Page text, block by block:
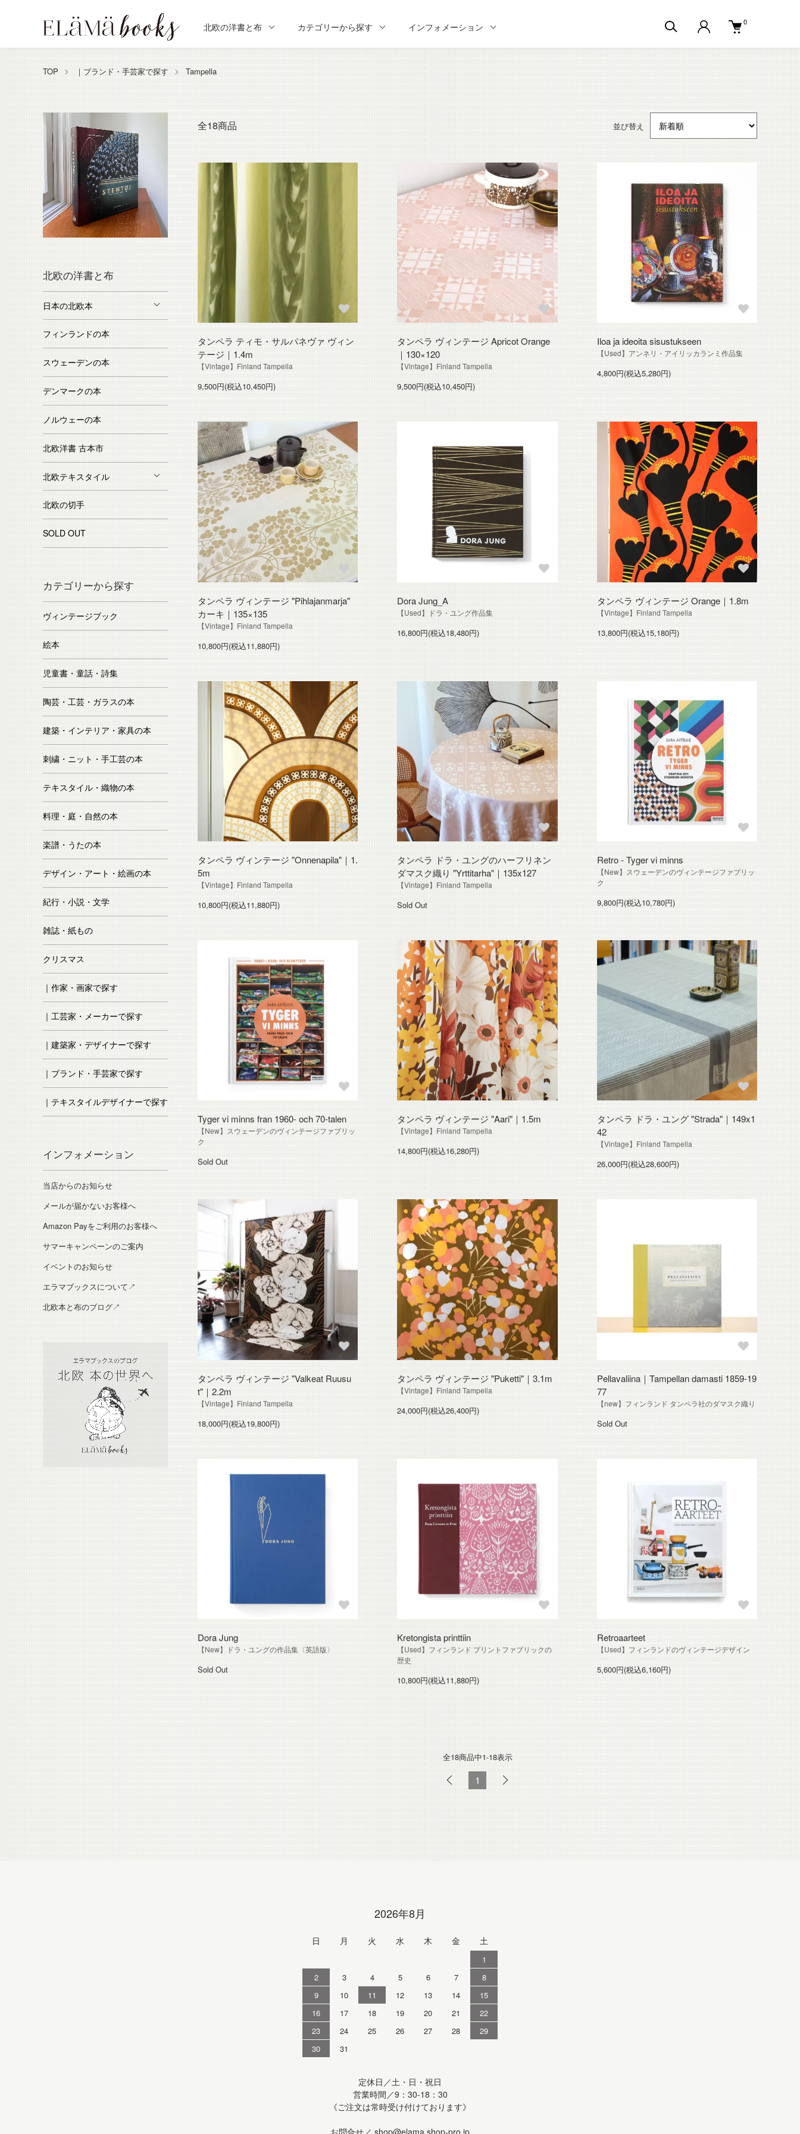
北欧の洋書と布 カテゴリーから探す インフォメーション 0
TOP ｜ブランド・手芸家で探す Tampella
全18商品 並び替え
タンペラ ティモ・サルパネヴァ ヴィン
テージ｜1.4m
【Vintage】Finland Tampella
9,500円(税込10,450円)
タンペラ ヴィンテージ Apricot Orange
｜130×120
【Vintage】Finland Tampella
9,500円(税込10,450円)
Iloa ja ideoita sisustukseen
【Used】アンネリ・アイリッカランミ作品集
4,800円(税込5,280円)
タンペラ ヴィンテージ "Pihlajanmarja"
カーキ｜135×135
【Vintage】Finland Tampella
10,800円(税込11,880円)
Dora Jung_A
【Used】ドラ・ユング作品集
16,800円(税込18,480円)
タンペラ ヴィンテージ Orange｜1.8m
【Vintage】Finland Tampella
13,800円(税込15,180円)
タンペラ ヴィンテージ "Onnenapila"｜1.
5m
【Vintage】Finland Tampella
10,800円(税込11,880円)
タンペラ ドラ・ユングのハーフリネン
ダマスク織り "Yrttitarha"｜135x127
【Vintage】Finland Tampella
Sold Out
Retro - Tyger vi minns
【New】スウェーデンのヴィンテージファブリッ
ク
9,800円(税込10,780円)
Tyger vi minns fran 1960- och 70-talen
【New】スウェーデンのヴィンテージファブリッ
ク
Sold Out
タンペラ ヴィンテージ "Aari"｜1.5m
【Vintage】Finland Tampella
14,800円(税込16,280円)
タンペラ ドラ・ユング "Strada"｜149x1
42
【Vintage】Finland Tampella
26,000円(税込28,600円)
タンペラ ヴィンテージ "Valkeat Ruusu
t"｜2.2m
【Vintage】Finland Tampella
18,000円(税込19,800円)
タンペラ ヴィンテージ "Puketti"｜3.1m
【Vintage】Finland Tampella
24,000円(税込26,400円)
Pellavaliina｜Tampellan damasti 1859-19
77
【new】フィンランド タンペラ社のダマスク織り
Sold Out
Dora Jung
【New】ドラ・ユングの作品集〈英語版〉
Sold Out
Kretongista printtiin
【Used】フィンランド プリントファブリックの
歴史
10,800円(税込11,880円)
Retroaarteet
【Used】フィンランドのヴィンテージデザイン
5,600円(税込6,160円)
全18商品中1-18表示
1
北欧の洋書と布
日本の北欧本
フィンランドの本
スウェーデンの本
デンマークの本
ノルウェーの本
北欧洋書 古本市
北欧テキスタイル
北欧の切手
SOLD OUT
カテゴリーから探す
ヴィンテージブック
絵本
児童書・童話・詩集
陶芸・工芸・ガラスの本
建築・インテリア・家具の本
刺繍・ニット・手工芸の本
テキスタイル・織物の本
料理・庭・自然の本
楽譜・うたの本
デザイン・アート・絵画の本
紀行・小説・文学
雑誌・紙もの
クリスマス
｜作家・画家で探す
｜工芸家・メーカーで探す
｜建築家・デザイナーで探す
｜ブランド・手芸家で探す
｜テキスタイルデザイナーで探す
インフォメーション
当店からのお知らせ
メールが届かないお客様へ
Amazon Payをご利用のお客様へ
サマーキャンペーンのご案内
イベントのお知らせ
エラマブックスについて↗
北欧本と布のブログ↗
2026年8月
日 月 火 水 木 金 土
1
2
3 4 5 6 7
8
9
10 11 12 13 14
15
16
17 18 19 20 21
22
23
24 25 26 27 28
29
30
31
定休日／土・日・祝日
営業時間／9：30-18：30
《ご注文は常時受け付けております》
お問合せ／ shop@elama.shop-pro.jp